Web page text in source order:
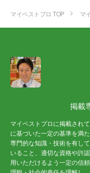
マイベストプロ TOP マ
掲載
マイベストプロに掲載され
に基づいた一定の基準を満
専門的な知識・技術を有し
いること、適切な資格や許
用いただけるよう一定の信